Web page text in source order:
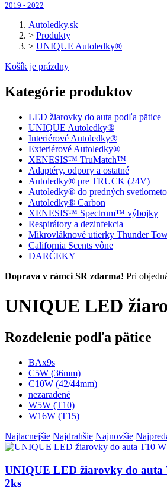
2019 - 2022
Autoledky.sk
> Produkty
> UNIQUE Autoledky®
Košík je prázdny
Kategórie produktov
LED žiarovky do auta podľa pätice
UNIQUE Autoledky®
Interiérové Autoledky®
Exteriérové Autoledky®
XENESIS™ TruMatch™
Adaptéry, odpory a ostatné
Autoledky® pre TRUCK (24V)
Autoledky® do predných
Autoledky® Carbon
XENESIS™ Spectrum™ výbojky
Respirátory a dezinfekcia
Mikrovláknové utierky Thunder
California Scents vône
DARČEKY
Doprava v rámci SR zdarma! Pri
UNIQUE LED
Rozdelenie podľa pätice
BAx9s
C5W (36mm)
C10W (42/44mm)
nezaradené
W5W (T10)
W16W (T15)
Najlacnejšie Najdrahšie Najnovšie
UNIQUE LED žiarovky do auta
2ks